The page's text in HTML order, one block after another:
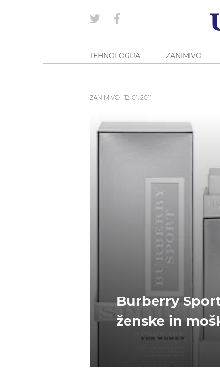
TEHNOLOGIJA ZANIMIVO
ZANIMIVO 12. 01. 2011
Burberry
ženske in